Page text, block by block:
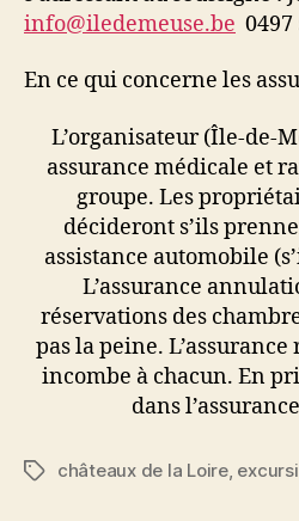
info@iledemeuse.be 0497
En ce qui concerne les
L’organisateur (Île-de-
assurance médicale et
groupe. Les
décideront s’ils
assistance automobile
L’assurance
réservations des
pas la peine.
incombe à chacun. En
dans
Étiquettes
châteaux de la Loire,